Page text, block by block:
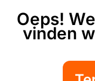
Oeps!
vinden